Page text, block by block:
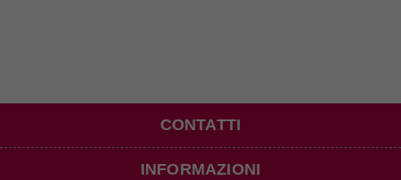
CONTATTI
INFORMAZIONI